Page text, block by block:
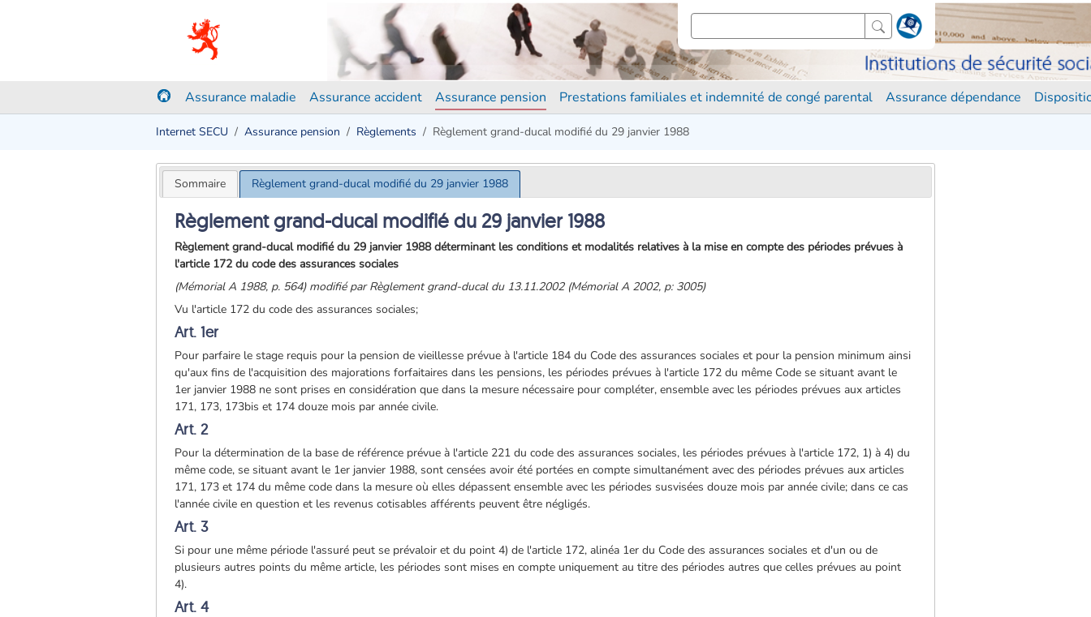
Assurance maladie Assurance accident Assurance pension Prestations familiales et indemnité de congé parental Assurance dépendance
Internet SECU Assurance pension Règlements Règlement grand-ducal modifié du 29 janvier 1988
Sommaire Règlement grand-ducal modifié du 29 janvier 1988
Règlement grand-ducal modifié du 29 janvier 1988
Règlement grand-ducal modifié du 29 janvier 1988 déterminant les conditions et modalités relatives à la mise en compte des périodes prévues à
l'article 172 du code des assurances sociales
(Mémorial A 1988, p. 564) modifié par Règlement grand-ducal du 13.11.2002 (Mémorial A 2002, p: 3005)
Vu l'article 172 du code des assurances sociales;
Art. 1er
Pour parfaire le stage requis pour la pension de vieillesse prévue à l'article 184 du Code des assurances sociales et pour la pension minimum ainsi
qu'aux fins de l'acquisition des majorations forfaitaires dans les pensions, les périodes prévues à l'article 172 du même Code se situant avant le
1er janvier 1988 ne sont prises en considération que dans la mesure nécessaire pour compléter, ensemble avec les périodes prévues aux articles
171, 173, 173bis et 174 douze mois par année civile.
Art. 2
Pour la détermination de la base de référence prévue à l'article 221 du code des assurances sociales, les périodes prévues à l'article 172, 1) à 4) du
même code, se situant avant le 1er janvier 1988, sont censées avoir été portées en compte simultanément avec des périodes prévues aux articles
171, 173 et 174 du même code dans la mesure où elles dépassent ensemble avec les périodes susvisées douze mois par année civile; dans ce cas
l'année civile en question et les revenus cotisables afférents peuvent être négligés.
Art. 3
Si pour une même période l'assuré peut se prévaloir et du point 4) de l'article 172, alinéa 1er du Code des assurances sociales et d'un ou de
plusieurs autres points du même article, les périodes sont mises en compte uniquement au titre des périodes autres que celles prévues au point
4).
Art. 4